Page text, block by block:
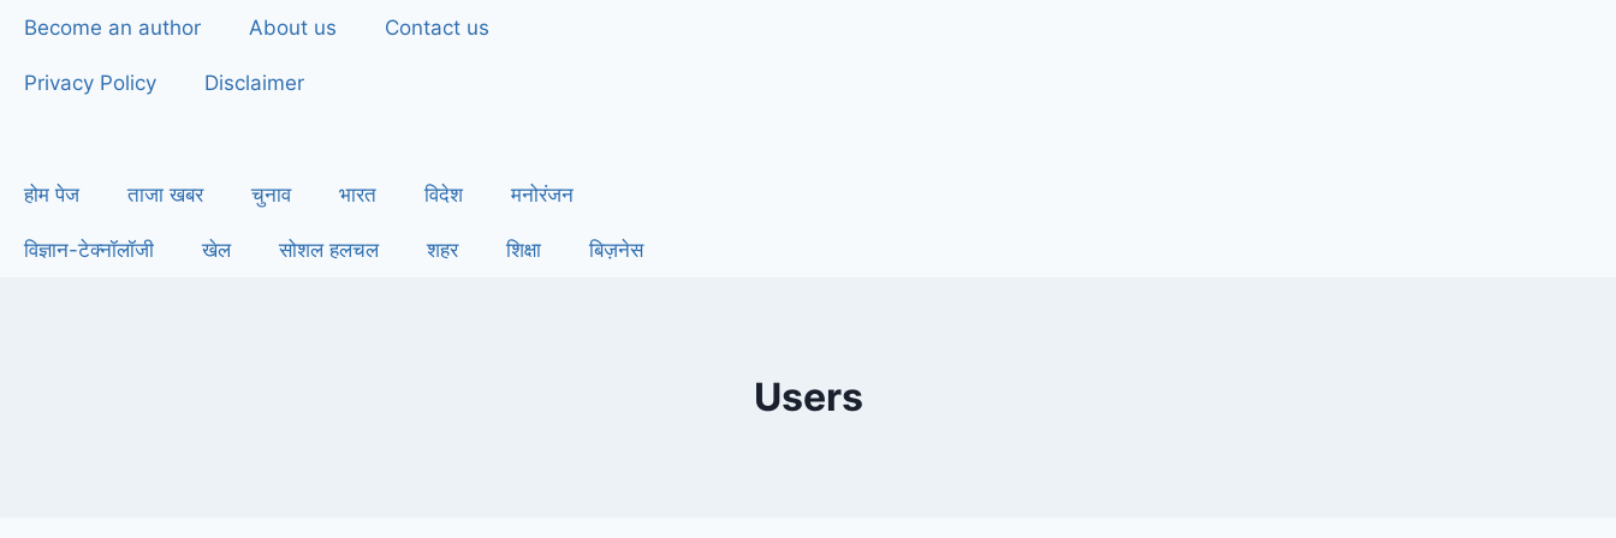
Become an author About us Contact us
Privacy Policy Disclaimer
होम पेज ताजा खबर चुनाव भारत विदेश मनोरंजन
विज्ञान-टेक्नॉलॉजी खेल सोशल हलचल शहर शिक्षा बिज़नेस
Users